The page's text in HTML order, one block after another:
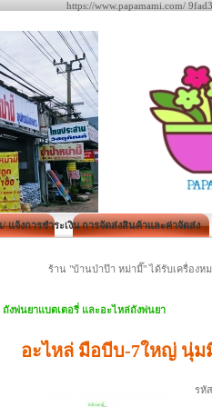
https://www.papamami.com/
แจ้งการชำระเงินการจัดส่งสินค้าและค่าจัดส่ง
ร้าน "บ้านป่าป๊า หม่ามี๊" ได้รับเครื่องห
ถังพ่นยาแบตเตอรี่ และอะไหล่ถังพ่นยา
อะไหล่ มือบีบ-7ใหญ่ นุ่ม
รหั